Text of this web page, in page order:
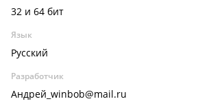
32 и 64 бит
Язык
Русский
Разработчик
Андрей_winbob@mail.ru